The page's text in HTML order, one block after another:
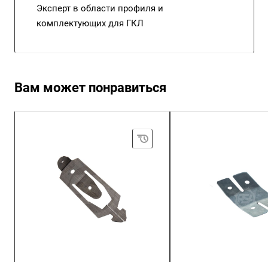
Эксперт в области профиля и
комплектующих для ГКЛ
Вам может понравиться